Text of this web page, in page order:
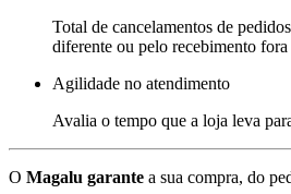
Total de cancelamentos de
diferente ou pelo recebimento
Agilidade no atendimento
Avalia o tempo que a loja leva
O Magalu garante a sua compra, do